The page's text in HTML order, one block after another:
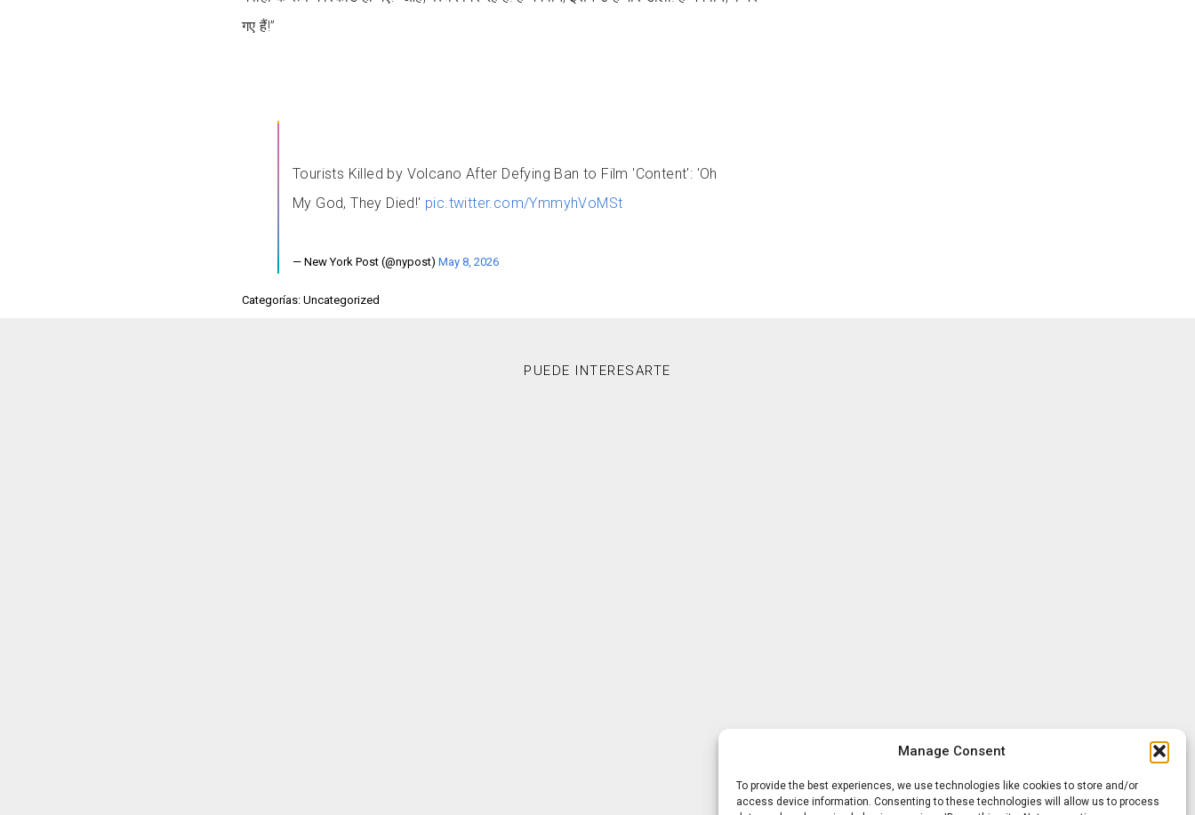
Manage Consent
To provide the best experiences, we use technologies like cookies to store and/or
access device information. Consenting to these technologies will allow us to process
गए हैं!”
Tourists Killed by Volcano After Defying Ban to Film 'Content': 'Oh
My God, They Died!' pic.twitter.com/YmmyhVoMSt
— New York Post (@nypost) May 8, 2026
Categorías: Uncategorized
PUEDE INTERESARTE